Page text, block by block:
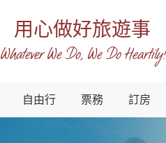
用心做好旅遊事
Whatever We Do, We Do Heartily!
自由行 票務 訂房